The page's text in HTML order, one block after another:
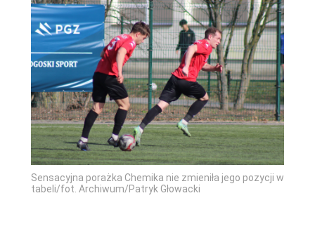
Sensacyjna porażka Chemika nie zmieniła jego pozycji w
tabeli/fot. Archiwum/Patryk Głowacki